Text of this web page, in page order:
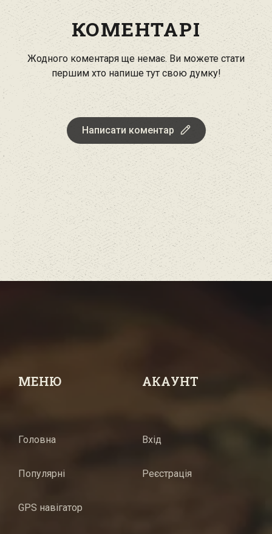
КОМЕНТАРІ
Жодного коментаря ще немає. Ви можете стати
першим хто напише тут свою думку!
Написати коментар
МЕНЮ
Головна
Популярні
GPS навігатор
АКАУНТ
Вхід
Реєстрація